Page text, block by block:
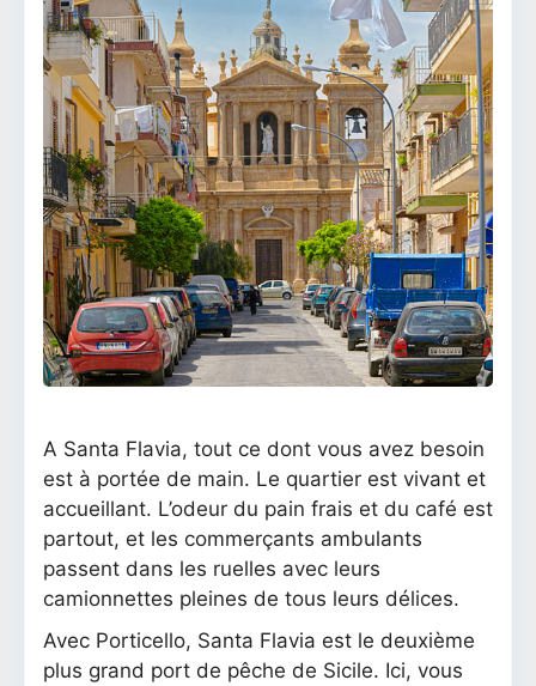
A Santa Flavia, tout ce dont vous avez besoin
est à portée de main. Le quartier est vivant et
accueillant. L’odeur du pain frais et du café est
partout, et les commerçants ambulants
passent dans les ruelles avec leurs
camionnettes pleines de tous leurs délices.
Avec Porticello, Santa Flavia est le deuxième
plus grand port de pêche de Sicile. Ici, vous